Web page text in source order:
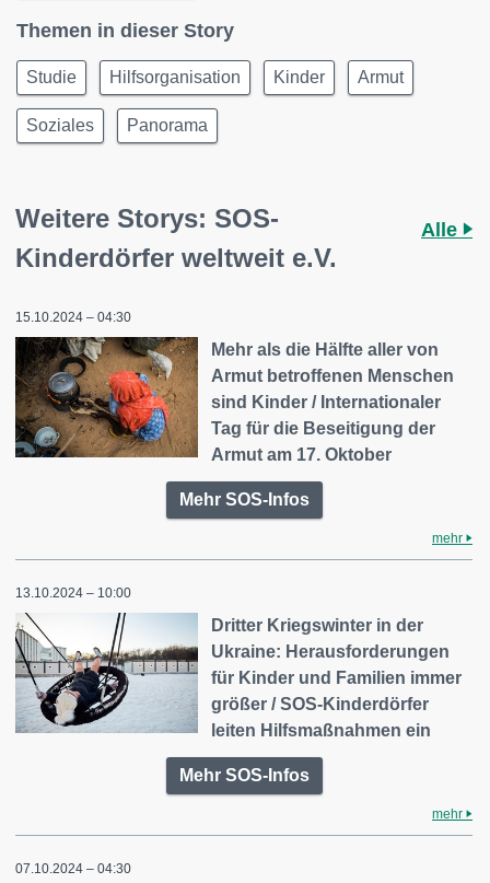
Themen in dieser Story
Studie Hilfsorganisation Kinder Armut
Soziales Panorama
Weitere Storys: SOS-
Kinderdörfer weltweit e.V.
Alle
15.10.2024 – 04:30
Mehr als die Hälfte aller von
Armut betroffenen Menschen
sind Kinder / Internationaler
Tag für die Beseitigung der
Armut am 17. Oktober
Mehr SOS-Infos
mehr
13.10.2024 – 10:00
Dritter Kriegswinter in der
Ukraine: Herausforderungen
für Kinder und Familien immer
größer / SOS-Kinderdörfer
leiten Hilfsmaßnahmen ein
Mehr SOS-Infos
mehr
07.10.2024 – 04:30